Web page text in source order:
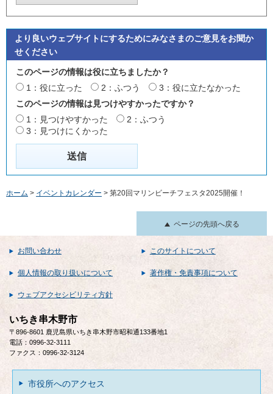
より良いウェブサイトにするためにみなさまのご意見をお聞か
せください
このページの情報は役に立ちましたか？
1：役に立った
2：ふつう
3：役に立たなかった
このページの情報は見つけやすかったですか？
1：見つけやすかった
2：ふつう
3：見つけにくかった
ホーム > イベントカレンダー > 第20回マリンビーチフェスタ2025開催！
ページの先頭へ戻る
お問い合わせ このサイトについて
個人情報の取り扱いについて 著作権・免責事項について
ウェブアクセシビリティ方針
いちき串木野市
〒896-8601 鹿児島県いちき串木野市昭和通133番地1
電話：0996-32-3111
ファクス：0996-32-3124
市役所へのアクセス